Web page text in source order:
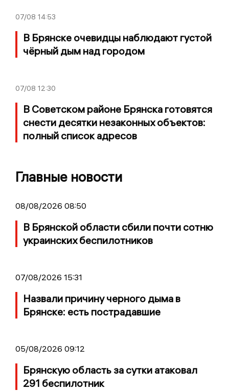
07/08 14:53
В Брянске очевидцы наблюдают густой
чёрный дым над городом
07/08 12:30
В Советском районе Брянска готовятся
снести десятки незаконных объектов:
полный список адресов
Главные новости
08/08/2026 08:50
В Брянской области сбили почти сотню
украинских беспилотников
07/08/2026 15:31
Назвали причину черного дыма в
Брянске: есть пострадавшие
05/08/2026 09:12
Брянскую область за сутки атаковал
291 беспилотник